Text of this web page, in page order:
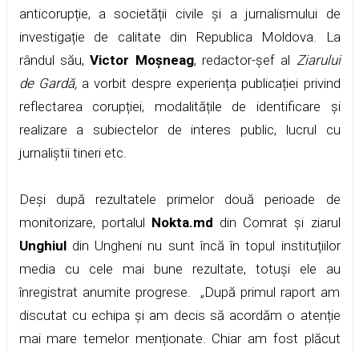
anticorupție, a societății civile și a jurnalismului de
investigație de calitate din Republica Moldova. La
rândul său,Victor Moșneag, redactor-șef al Ziarului
de Gardă,a vorbit despre experiența publicației privind
reflectarea corupției, modalitățile de identificare și
realizare a subiectelor de interes public, lucrul cu
jurnaliștii tineri etc.
Deși după rezultatele primelor două perioade de
monitorizare, portalul Nokta.md din Comrat și ziarul
Unghiuldin Ungheni nu sunt încă în topul instituțiilor
media cu cele mai bune rezultate, totuși ele au
înregistrat anumite progrese. „După primul raport am
discutat cu echipa și am decis să acordăm o atenție
mai mare temelor menționate. Chiar am fost plăcut